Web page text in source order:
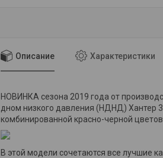
Описание Характеристики
НОВИНКА сезона 2019 года от
дном низкого давления (НДНД) Хантер
комбинированной красно-черной
В этой модели сочетаются все лучшие